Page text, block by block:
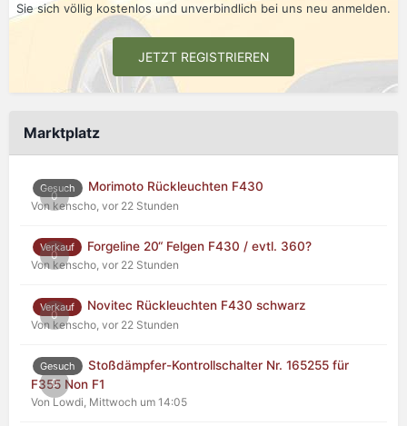
Sie sich völlig kostenlos und unverbindlich bei uns neu anmelden.
JETZT REGISTRIEREN
Marktplatz
0
Gesuch Morimoto Rückleuchten F430
Von kenscho, vor 22 Stunden
0
Verkauf Forgeline 20“ Felgen F430 / evtl. 360?
Von kenscho, vor 22 Stunden
0
Verkauf Novitec Rückleuchten F430 schwarz
Von kenscho, vor 22 Stunden
0
Gesuch
Stoßdämpfer-Kontrollschalter Nr. 165255 für
F355 Non F1
Von Lowdi, Mittwoch um 14:05